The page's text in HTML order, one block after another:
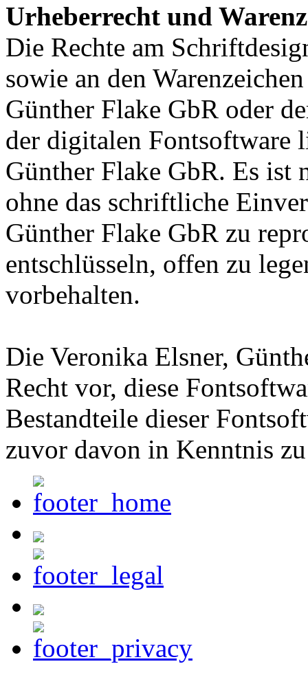
Urheberrecht und
Die Rechte am
sowie an den
Günther Flake GbR oder
der digitalen Fontsoftware
Günther Flake GbR. Es ist
ohne das schriftliche
Günther Flake GbR zu
entschlüsseln, offen zu
vorbehalten.
Die Veronika Elsner,
Recht vor, diese
Bestandteile dieser
zuvor davon in Kenntnis zu